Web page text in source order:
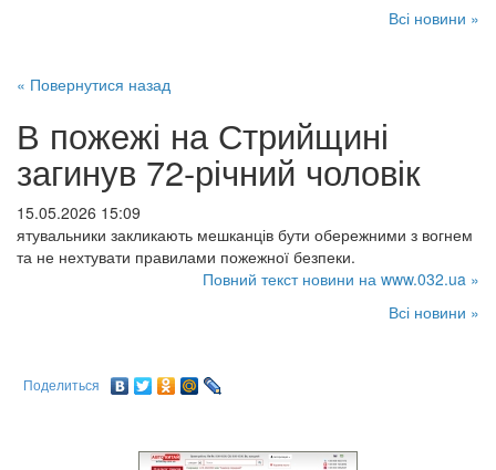
Всі новини »
« Повернутися назад
В пожежі на Стрийщині
загинув 72-річний чоловік
15.05.2026 15:09
ятувальники закликають мешканців бути обережними з вогнем
та не нехтувати правилами пожежної безпеки.
Повний текст новини на www.032.ua »
Всі новини »
Поделиться